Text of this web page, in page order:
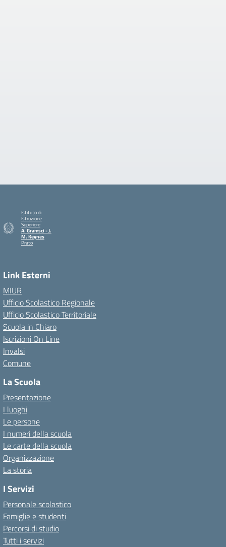
Istituto di
Istruzione
Superiore
A. Gramsci - J.
M. Keynes
Prato
Link Esterni
MIUR
Ufficio Scolastico Regionale
Ufficio Scolastico Territoriale
Scuola in Chiaro
Iscrizioni On Line
Invalsi
Comune
La Scuola
Presentazione
I luoghi
Le persone
I numeri della scuola
Le carte della scuola
Organizzazione
La storia
I Servizi
Personale scolastico
Famiglie e studenti
Percorsi di studio
Tutti i servizi